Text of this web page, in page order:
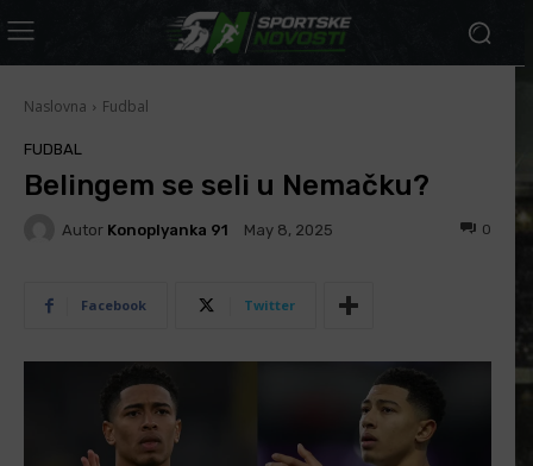
Naslovna Fudbal
FUDBAL
Belingem se seli u Nemačku?
Autor Konoplyanka 91 May 8, 2025 0
Facebook Twitter